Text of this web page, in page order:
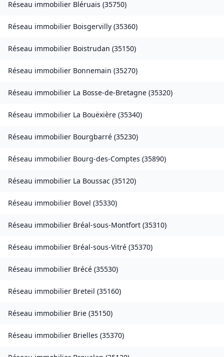
Réseau immobilier Bléruais (35750)
Réseau immobilier Boisgervilly (35360)
Réseau immobilier Boistrudan (35150)
Réseau immobilier Bonnemain (35270)
Réseau immobilier La Bosse-de-Bretagne (35320)
Réseau immobilier La Bouëxière (35340)
Réseau immobilier Bourgbarré (35230)
Réseau immobilier Bourg-des-Comptes (35890)
Réseau immobilier La Boussac (35120)
Réseau immobilier Bovel (35330)
Réseau immobilier Bréal-sous-Montfort (35310)
Réseau immobilier Bréal-sous-Vitré (35370)
Réseau immobilier Brécé (35530)
Réseau immobilier Breteil (35160)
Réseau immobilier Brie (35150)
Réseau immobilier Brielles (35370)